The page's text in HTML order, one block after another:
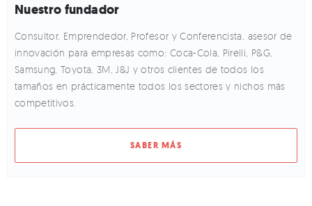
Nuestro fundador
Consultor, Emprendedor, Profesor y Conferencista, asesor de
innovación para empresas como: Coca-Cola, Pirelli, P&G,
Samsung, Toyota, 3M, J&J y otros clientes de todos los
tamaños en prácticamente todos los sectores y nichos más
competitivos.
SABER MÁS